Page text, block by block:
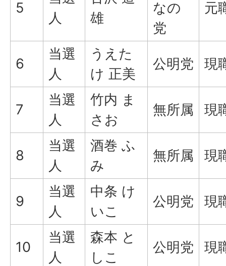
5
人
雄
なの
党
元
6
当選
人
うえた
け 正美
公明党 現
7
当選
人
竹内 ま
さお
無所属 現
8
当選
人
酒巻 ふ
み
無所属 現
9
当選
人
中条 け
いこ
公明党 現
10
当選
人
森本 と
しこ
公明党 現